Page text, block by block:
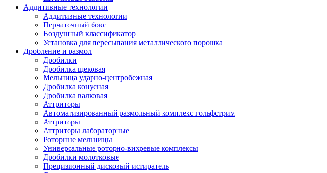
Аддитивные технологии
Аддитивные технологии
Перчаточный бокс
Воздушный классификатор
Установка для пересыпания металлического порошка
Дробление и размол
Дробилки
Дробилка щековая
Мельница ударно-центробежная
Дробилка конусная
Дробилка валковая
Аттриторы
Автоматизированный размольный комплекс гольфстрим
Аттриторы
Аттриторы лабораторные
Роторные мельницы
Универсальные роторно-вихревые комплексы
Дробилки молотковые
Прецизионный дисковый истиратель